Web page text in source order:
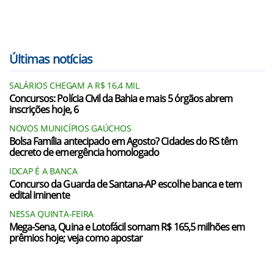
Últimas notícias
SALÁRIOS CHEGAM A R$ 16,4 MIL
Concursos: Polícia Civil da Bahia e mais 5 órgãos abrem
inscrições hoje, 6
NOVOS MUNICÍPIOS GAÚCHOS
Bolsa Família antecipado em Agosto? Cidades do RS têm
decreto de emergência homologado
IDCAP É A BANCA
Concurso da Guarda de Santana-AP escolhe banca e tem
edital iminente
NESSA QUINTA-FEIRA
Mega-Sena, Quina e Lotofácil somam R$ 165,5 milhões em
prêmios hoje; veja como apostar